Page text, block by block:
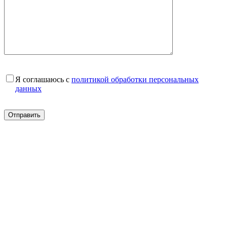
Я соглашаюсь с политикой обработки персональных
данных